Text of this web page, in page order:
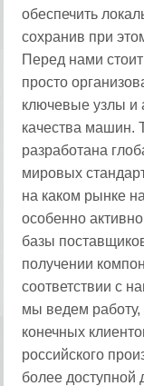
обеспечить
сохранив при
Перед нами
просто
ключевые узлы и
качества машин.
разработана
мировых
на каком рынке
особенно
базы
получении
соответствии с
мы ведем работу,
конечных
российского
более доступной